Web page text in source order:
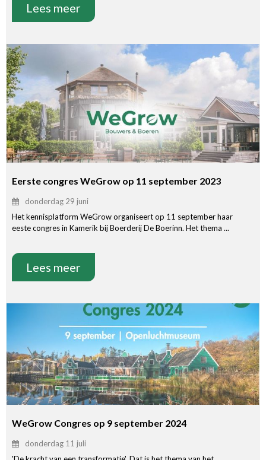
Lees meer
Eerste congres WeGrow op 11 september 2023
donderdag 29 juni
Het kennisplatform WeGrow organiseert op 11 september haar
eeste congres in Kamerik bij Boerderij De Boerinn. Het thema ...
Lees meer
WeGrow Congres op 9 september 2024
donderdag 11 juli